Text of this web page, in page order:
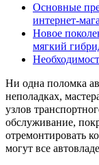
Основные
интернет-
Новое
мягкий
Ни одна поломка
неполадках,
узлов
обслуживание,
отремонтировать
могут все